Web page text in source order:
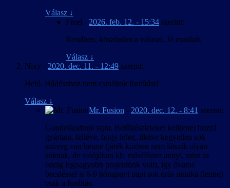
Válasz ↓
Freel - 2026. feb. 12. - 15:34 szerint:
Rendben, köszönöm a választ. Jó munkát.
Válasz ↓
Nixy - 2020. dec. 11. - 12:49 szerint:
Heló. Hádészhoz nem csináltok fordítást?
Válasz ↓
Mr. Fusion - 2020. dec. 12. - 8:41 szerint:
Gondolkodunk rajta. Betűkészleteket kell(ene) hozzá
gyártani, feltéve, hogy lehet, illetve kegyetlen sok
szöveg van benne (játék közben nem látszik olyan
soknak, de valójában kb. másfélszer annyi, mint az
eddig legnagyobb projektünk volt), így óvatos
becsléssel is 6-9 hónapnyi napi sok órás munka (lenne)
csak a fordítás.